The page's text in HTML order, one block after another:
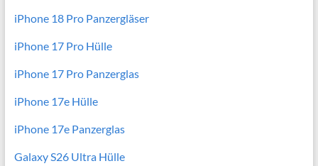
iPhone 18 Pro Panzergläser
iPhone 17 Pro Hülle
iPhone 17 Pro Panzerglas
iPhone 17e Hülle
iPhone 17e Panzerglas
Galaxy S26 Ultra Hülle